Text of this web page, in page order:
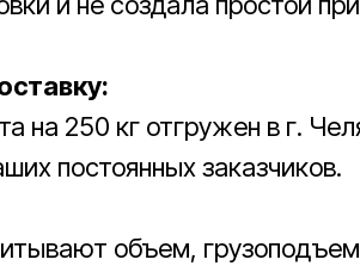
на 250 кг отгружен в г.
постоянных заказчиков.
объем,